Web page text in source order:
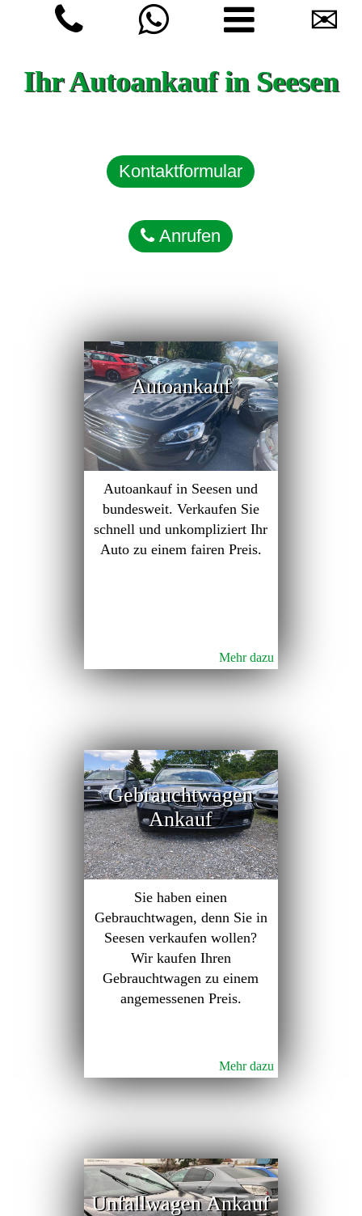
✉
Ihr Autoankauf in Seesen
Kontaktformular
Anrufen
Autoankauf
Autoankauf in Seesen und
bundesweit. Verkaufen Sie
schnell und unkompliziert Ihr
Auto zu einem fairen Preis.
Mehr dazu
Gebrauchtwagen
Ankauf
Sie haben einen
Gebrauchtwagen, denn Sie in
Seesen verkaufen wollen?
Wir kaufen Ihren
Gebrauchtwagen zu einem
angemessenen Preis.
Mehr dazu
Unfallwagen Ankauf